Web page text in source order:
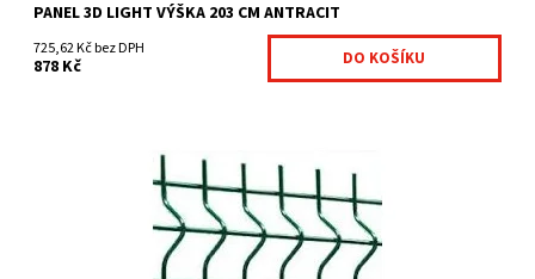
PANEL 3D LIGHT VÝŠKA 203 CM ANTRACIT
725,62 Kč bez DPH
878 Kč
svařované poplastované dílce ekonomická varianta oplocení
Nylofor 3D rychlé namontování bez dalšího...
Na centrálním skladě
7041022-12
Betafence